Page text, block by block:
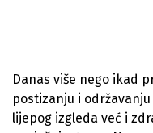
Danas više nego ikad
postizanju i
lijepog izgleda već i